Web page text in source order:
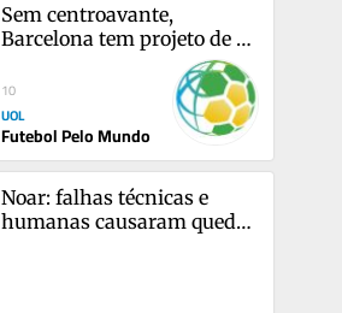
Sem centroavante,
Barcelona tem projeto de
fazer de Yamal um 'novo
Messi'
10
UOL
Futebol Pelo Mundo
Noar: falhas técnicas e
humanas causaram queda